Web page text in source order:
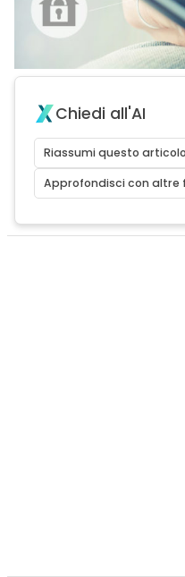
Chiedi all'AI
Riassumi questo articolo
Approfondisci con altre